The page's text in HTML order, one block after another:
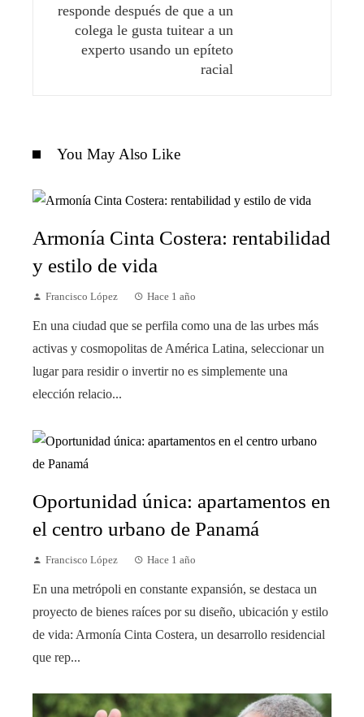
responde después de que a un
colega le gusta tuitear a un
experto usando un epíteto
racial
You May Also Like
Armonía Cinta Costera: rentabilidad
y estilo de vida
Francisco López Hace 1 año
En una ciudad que se perfila como una de las urbes más
activas y cosmopolitas de América Latina, seleccionar un
lugar para residir o invertir no es simplemente una
elección relacio...
Oportunidad única: apartamentos en
el centro urbano de Panamá
Francisco López Hace 1 año
En una metrópoli en constante expansión, se destaca un
proyecto de bienes raíces por su diseño, ubicación y estilo
de vida: Armonía Cinta Costera, un desarrollo residencial
que rep...